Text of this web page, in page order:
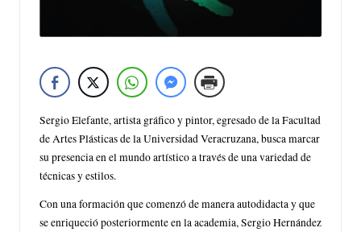
Sergio Elefante, artista gráfico y pintor, egresado de la Facultad
de Artes Plásticas de la Universidad Veracruzana, busca marcar
su presencia en el mundo artístico a través de una variedad de
técnicas y estilos.
Con una formación que comenzó de manera autodidacta y que
se enriqueció posteriormente en la academia, Sergio Hernández